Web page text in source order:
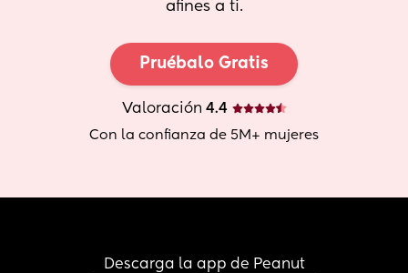
afines a ti.
Pruébalo Gratis
Valoración 4.4
Con la confianza de 5M+ mujeres
Descarga la app de Peanut